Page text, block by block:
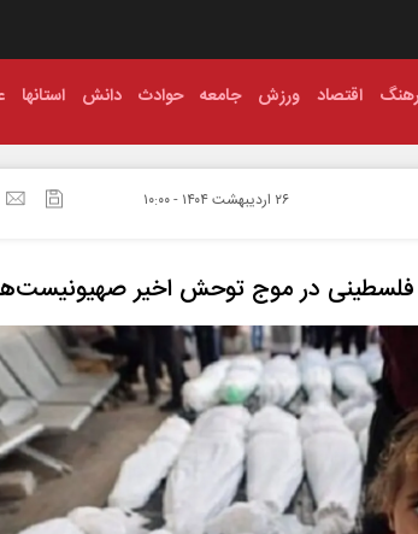
اقتصاد ورزش جامعه حوادث دانش استانها
۲۶ ارديبهشت ۱۴۰۴ - ۱۰:۰۰